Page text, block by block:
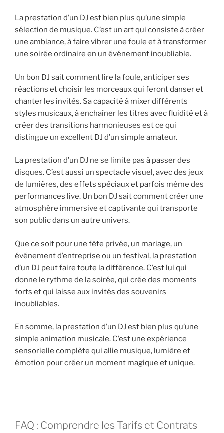
La prestation d’un DJ est bien plus qu’une simple
sélection de musique. C’est un art qui consiste à créer
une ambiance, à faire vibrer une foule et à transformer
une soirée ordinaire en un événement inoubliable.
Un bon DJ sait comment lire la foule, anticiper ses
réactions et choisir les morceaux qui feront danser et
chanter les invités. Sa capacité à mixer différents
styles musicaux, à enchaîner les titres avec fluidité et à
créer des transitions harmonieuses est ce qui
distingue un excellent DJ d’un simple amateur.
La prestation d’un DJ ne se limite pas à passer des
disques. C’est aussi un spectacle visuel, avec des jeux
de lumières, des effets spéciaux et parfois même des
performances live. Un bon DJ sait comment créer une
atmosphère immersive et captivante qui transporte
son public dans un autre univers.
Que ce soit pour une fête privée, un mariage, un
événement d’entreprise ou un festival, la prestation
d’un DJ peut faire toute la différence. C’est lui qui
donne le rythme de la soirée, qui crée des moments
forts et qui laisse aux invités des souvenirs
inoubliables.
En somme, la prestation d’un DJ est bien plus qu’une
simple animation musicale. C’est une expérience
sensorielle complète qui allie musique, lumière et
émotion pour créer un moment magique et unique.
FAQ : Comprendre les Tarifs et Contrats